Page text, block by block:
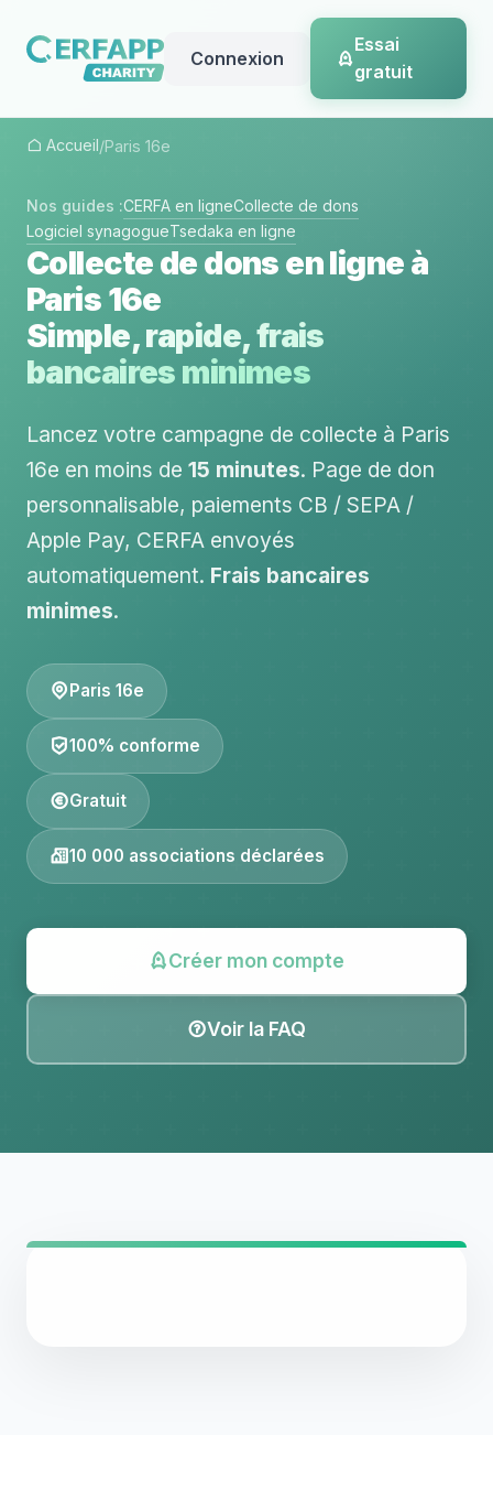
Connexion
Essai
gratuit
Accueil/Paris 16e
Nos guides :CERFA en ligneCollecte de dons
Logiciel synagogueTsedaka en ligne
Collecte de dons en ligne à
Paris 16e
Simple, rapide, frais
bancaires minimes
Lancez votre campagne de collecte à Paris
16e en moins de 15 minutes. Page de don
personnalisable, paiements CB / SEPA /
Apple Pay, CERFA envoyés
automatiquement. Frais bancaires
minimes.
Paris 16e
100% conforme
Gratuit
10 000 associations déclarées
Créer mon compte
Voir la FAQ